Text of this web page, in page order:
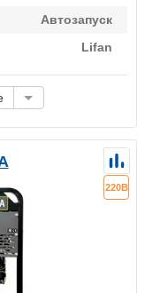
Автозапуск
Lifan
220В